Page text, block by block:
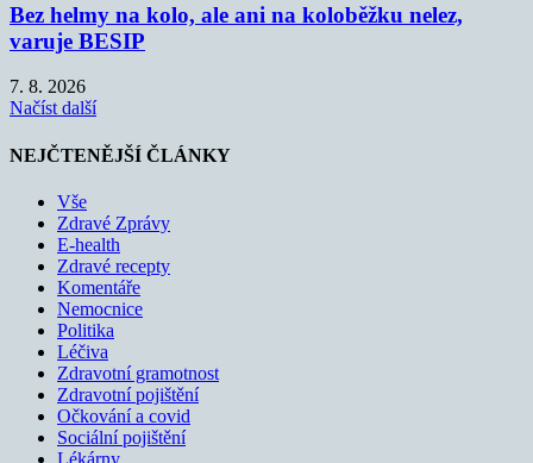
Bez helmy na kolo, ale ani na koloběžku nelez,
varuje BESIP
7. 8. 2026
Načíst další
NEJČTENĚJŠÍ ČLÁNKY
Vše
Zdravé Zprávy
E-health
Zdravé recepty
Komentáře
Nemocnice
Politika
Léčiva
Zdravotní gramotnost
Zdravotní pojištění
Očkování a covid
Sociální pojištění
Lékárny